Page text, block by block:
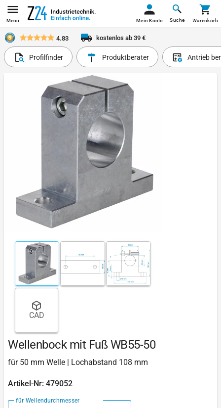
Menü Suche
Mein Konto Warenkorb
4.83 kostenlos ab 39 €
Profilfinder Produktberater Antrieb
CAD
Wellenbock mit Fuß WB55-50
für 50 mm Welle | Lochabstand 108 mm
Artikel-Nr: 479052
für Wellendurchmesser